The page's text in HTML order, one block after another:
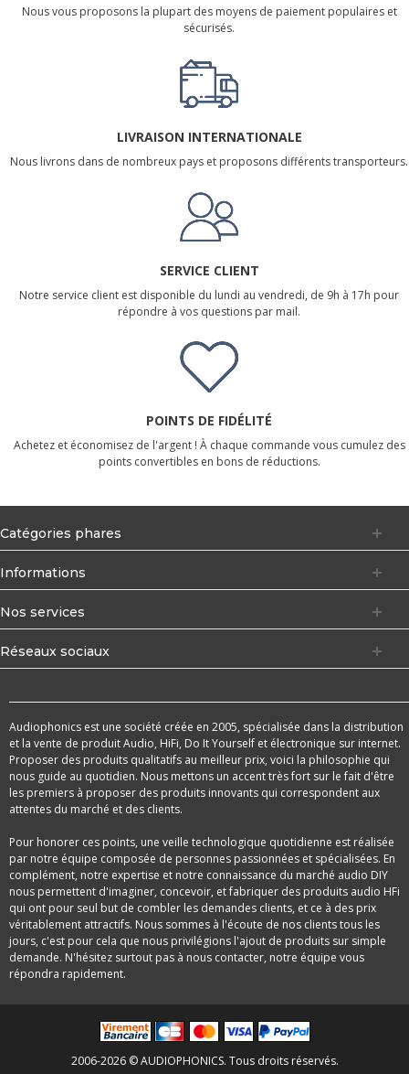
Nous vous proposons la plupart des moyens de paiement populaires et
sécurisés.
LIVRAISON INTERNATIONALE
Nous livrons dans de nombreux pays et proposons différents transporteurs.
SERVICE CLIENT
Notre service client est disponible du lundi au vendredi, de 9h à 17h pour
répondre à vos questions par mail.
POINTS DE FIDÉLITÉ
Achetez et économisez de l'argent ! À chaque commande vous cumulez des
points convertibles en bons de réductions.
Catégories phares
Informations
Nos services
Réseaux sociaux
Audiophonics est une société créée en 2005, spécialisée dans la distribution
et la vente de produit Audio, HiFi, Do It Yourself et électronique sur internet.
Proposer des produits qualitatifs au meilleur prix, voici la philosophie qui
nous guide au quotidien. Nous mettons un accent très fort sur le fait d'être
les premiers à proposer des produits innovants qui correspondent aux
attentes du marché et des clients.
Pour honorer ces points, une veille technologique quotidienne est réalisée
par notre équipe composée de personnes passionnées et spécialisées. En
complément, notre expertise et notre connaissance du marché audio DIY
nous permettent d'imaginer, concevoir, et fabriquer des produits audio HFi
qui ont pour seul but de combler les demandes clients, et ce à des prix
véritablement attractifs. Nous sommes à l'écoute de nos clients tous les
jours, c'est pour cela que nous privilégions l'ajout de produits sur simple
demande. N'hésitez surtout pas à nous contacter, notre équipe vous
répondra rapidement.
2006-2026 © AUDIOPHONICS. Tous droits réservés.